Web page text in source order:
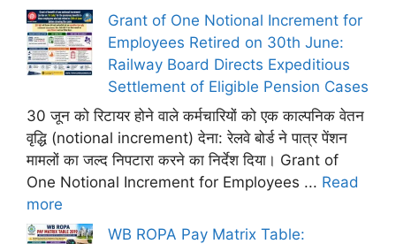
Grant of One Notional Increment for
Employees Retired on 30th June:
Railway Board Directs Expeditious
Settlement of Eligible Pension Cases
30 जून को रिटायर होने वाले कर्मचारियों को एक काल्पनिक वेतन
वृद्धि (notional increment) देना: रेलवे बोर्ड ने पात्र पेंशन
मामलों का जल्द निपटारा करने का निर्देश दिया। Grant of
One Notional Increment for Employees ... Read
more
WB ROPA Pay Matrix Table: